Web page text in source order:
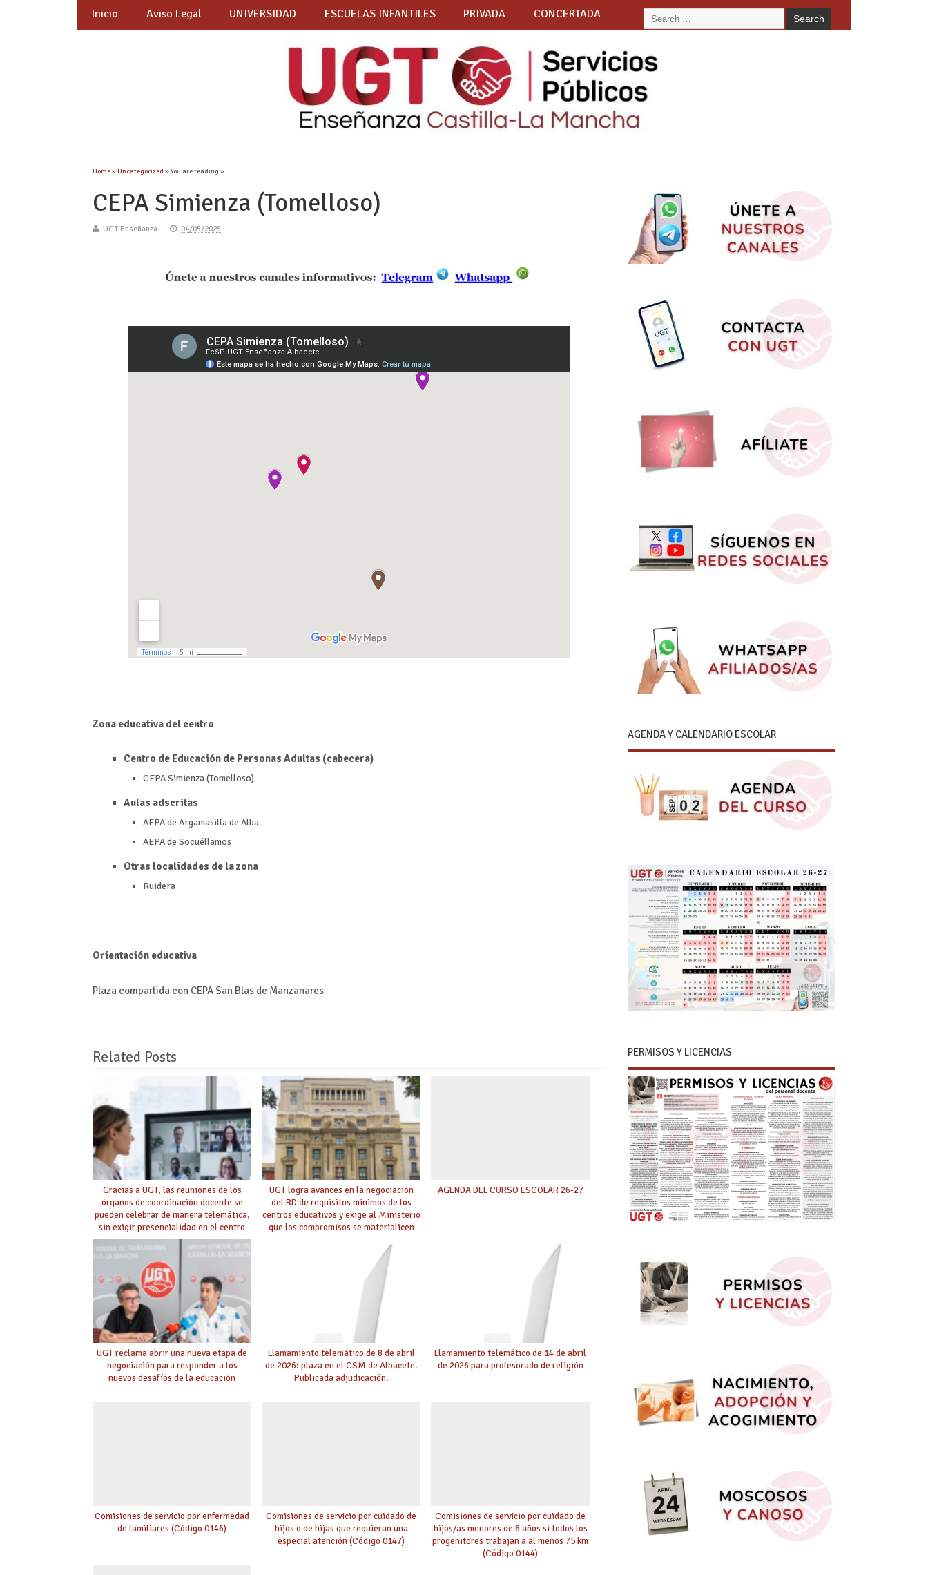
Inicio Aviso Legal UNIVERSIDAD ESCUELAS INFANTILES PRIVADA CONCERTADA
Home»Uncategorized » You are reading »
CEPA Simienza (Tomelloso)
UGT Enseñanza 04/05/2025
Zona educativa del centro
Centro de Educación de Personas Adultas (cabecera)
CEPA Simienza (Tomelloso)
Aulas adscritas
AEPA de Argamasilla de Alba
AEPA de Socuéllamos
Otras localidades de la zona
Ruidera
Orientación educativa
Plaza compartida con CEPA San Blas de Manzanares
Related Posts
Gracias a UGT, las reuniones de los
órganos de coordinación docente se
pueden celebrar de manera telemática,
sin exigir presencialidad en el centro
UGT logra avances en la negociación
del RD de requisitos mínimos de los
centros educativos y exige al Ministerio
que los compromisos se materialicen
AGENDA DEL CURSO ESCOLAR 26-27
UGT reclama abrir una nueva etapa de
negociación para responder a los
nuevos desafíos de la educación
Llamamiento telemático de 8 de abril
de 2026: plaza en el CSM de Albacete.
Publicada adjudicación.
Llamamiento telemático de 14 de abril
de 2026 para profesorado de religión
Comisiones de servicio por enfermedad
de familiares (Código 0146)
Comisiones de servicio por cuidado de
hijos o de hijas que requieran una
especial atención (Código 0147)
Comisiones de servicio por cuidado de
hijos/as menores de 6 años si todos los
progenitores trabajan a al menos 75 km
(Código 0144)
AGENDA Y CALENDARIO ESCOLAR
PERMISOS Y LICENCIAS